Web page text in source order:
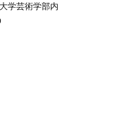
学芸術学部内